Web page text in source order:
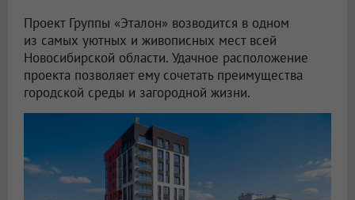
Проект Группы «Эталон» возводится в одном
из самых уютных и живописных мест всей
Новосибирской области. Удачное расположение
проекта позволяет ему сочетать преимущества
городской среды и загородной жизни.